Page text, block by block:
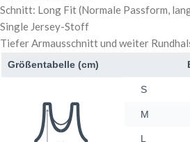
Schnitt: Long Fit (Normale Passform,
Single Jersey-Stoff
Tiefer Armausschnitt und weiter